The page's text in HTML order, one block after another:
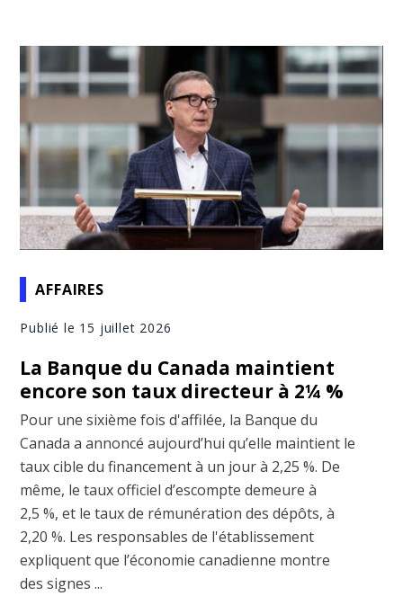
AFFAIRES
Publié le 15 juillet 2026
La Banque du Canada maintient
encore son taux directeur à 2¼ %
Pour une sixième fois d'affilée, la Banque du
Canada a annoncé aujourd’hui qu’elle maintient le
taux cible du financement à un jour à 2,25 %. De
même, le taux officiel d’escompte demeure à
2,5 %, et le taux de rémunération des dépôts, à
2,20 %. Les responsables de l'établissement
expliquent que l’économie canadienne montre
des signes ...